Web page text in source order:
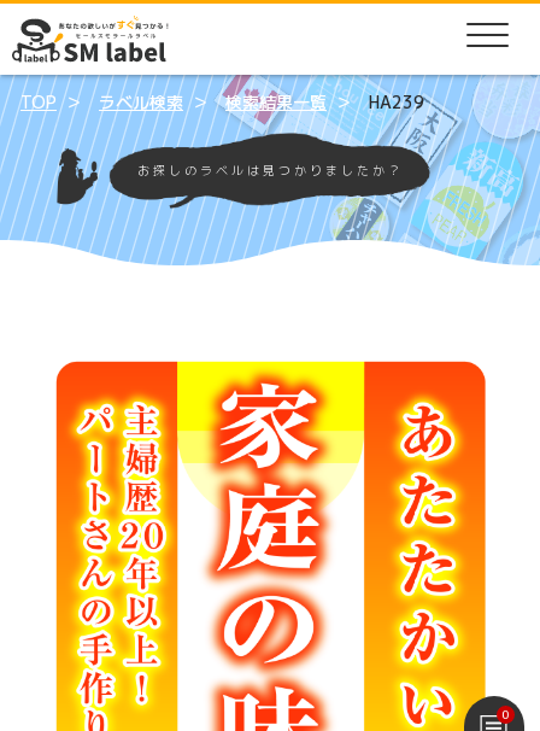
TOP ラベル検索 検索結果一覧 HA239
お探しのラベルは見つかりましたか？
0